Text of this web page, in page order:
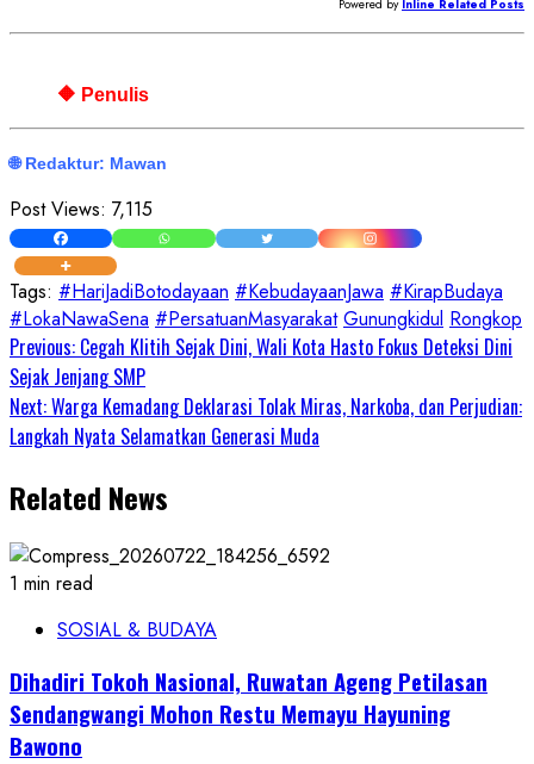
Powered by Inline Related Posts
🔶 Penulis
🌐 Redaktur: Mawan
Post Views: 7,115
Tags: #HariJadiBotodayaan #KebudayaanJawa #KirapBudaya
#LokaNawaSena #PersatuanMasyarakat Gunungkidul Rongkop
Continue
Reading
Previous: Cegah Klitih Sejak Dini, Wali Kota Hasto Fokus Deteksi Dini
Sejak Jenjang SMP
Next:Warga Kemadang Deklarasi Tolak Miras, Narkoba, dan Perjudian:
Langkah Nyata Selamatkan Generasi Muda
Related News
1 min read
SOSIAL & BUDAYA
Dihadiri Tokoh Nasional, Ruwatan Ageng Petilasan
Sendangwangi Mohon Restu Memayu Hayuning
Bawono